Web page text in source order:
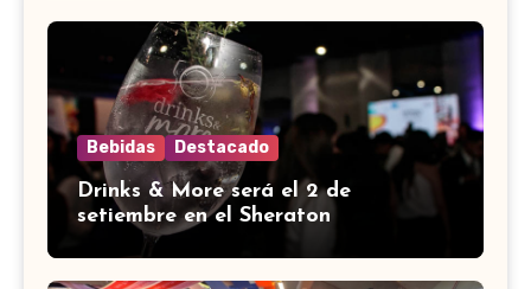
Bebidas Destacado
Drinks & More será el 2 de
setiembre en el Sheraton